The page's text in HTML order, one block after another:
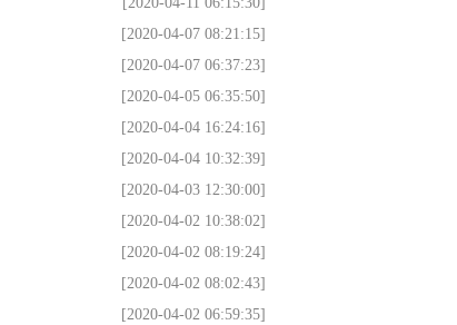
[2020-04-07 08:21:15]
[2020-04-07 06:37:23]
[2020-04-05 06:35:50]
[2020-04-04 16:24:16]
[2020-04-04 10:32:39]
[2020-04-03 12:30:00]
[2020-04-02 10:38:02]
[2020-04-02 08:19:24]
[2020-04-02 08:02:43]
[2020-04-02 06:59:35]